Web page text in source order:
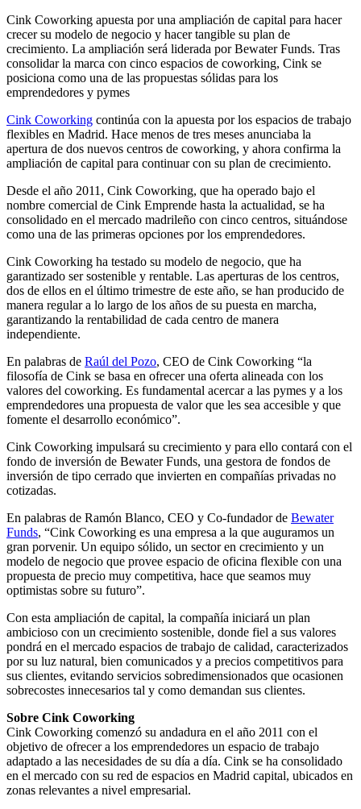
Cink Coworking apuesta por una ampliación de capital para hacer
crecer su modelo de negocio y hacer tangible su plan de
crecimiento. La ampliación será liderada por Bewater Funds. Tras
consolidar la marca con cinco espacios de coworking, Cink se
posiciona como una de las propuestas sólidas para los
emprendedores y pymes
Cink Coworking continúa con la apuesta por los espacios de trabajo
flexibles en Madrid. Hace menos de tres meses anunciaba la
apertura de dos nuevos centros de coworking, y ahora confirma la
ampliación de capital para continuar con su plan de crecimiento.
Desde el año 2011, Cink Coworking, que ha operado bajo el
nombre comercial de Cink Emprende hasta la actualidad, se ha
consolidado en el mercado madrileño con cinco centros, situándose
como una de las primeras opciones por los emprendedores.
Cink Coworking ha testado su modelo de negocio, que ha
garantizado ser sostenible y rentable. Las aperturas de los centros,
dos de ellos en el último trimestre de este año, se han producido de
manera regular a lo largo de los años de su puesta en marcha,
garantizando la rentabilidad de cada centro de manera
independiente.
En palabras de Raúl del Pozo, CEO de Cink Coworking “la
filosofía de Cink se basa en ofrecer una oferta alineada con los
valores del coworking. Es fundamental acercar a las pymes y a los
emprendedores una propuesta de valor que les sea accesible y que
fomente el desarrollo económico”.
Cink Coworking impulsará su crecimiento y para ello contará con el
fondo de inversión de Bewater Funds, una gestora de fondos de
inversión de tipo cerrado que invierten en compañías privadas no
cotizadas.
En palabras de Ramón Blanco, CEO y Co-fundador de Bewater
Funds, “Cink Coworking es una empresa a la que auguramos un
gran porvenir. Un equipo sólido, un sector en crecimiento y un
modelo de negocio que provee espacio de oficina flexible con una
propuesta de precio muy competitiva, hace que seamos muy
optimistas sobre su futuro”.
Con esta ampliación de capital, la compañía iniciará un plan
ambicioso con un crecimiento sostenible, donde fiel a sus valores
pondrá en el mercado espacios de trabajo de calidad, caracterizados
por su luz natural, bien comunicados y a precios competitivos para
sus clientes, evitando servicios sobredimensionados que ocasionen
sobrecostes innecesarios tal y como demandan sus clientes.
Sobre Cink Coworking
Cink Coworking comenzó su andadura en el año 2011 con el
objetivo de ofrecer a los emprendedores un espacio de trabajo
adaptado a las necesidades de su día a día. Cink se ha consolidado
en el mercado con su red de espacios en Madrid capital, ubicados en
zonas relevantes a nivel empresarial.